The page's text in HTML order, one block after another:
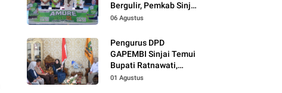
Bergulir, Pemkab Sinjai
Dukung Pembinaan
06 Agustus
Pengurus DPD
GAPEMBI Sinjai Temui
Bupati Ratnawati,
Bahas Sinergitas
01 Agustus